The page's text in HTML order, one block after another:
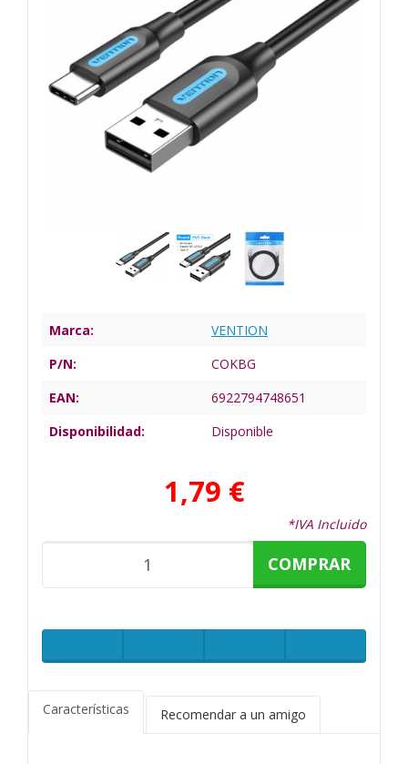
Marca:
VENTION
P/N:
COKBG
EAN:
6922794748651
Disponibilidad:
Disponible
1,79 €
*IVA Incluido
COMPRAR
Características Recomendar a un amigo